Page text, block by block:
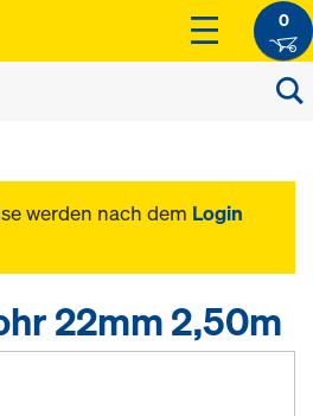
0
werden nach dem Login
22mm 2,50m